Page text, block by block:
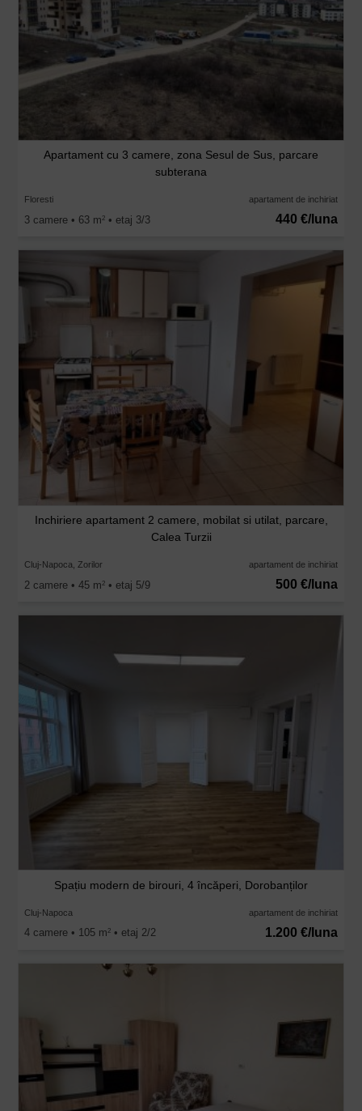
Apartament cu 3 camere, zona Sesul de Sus, parcare
subterana
Floresti apartament de inchiriat
3 camere • 63 m2 • etaj 3/3 440 €/luna
Inchiriere apartament 2 camere, mobilat si utilat, parcare,
Calea Turzii
Cluj-Napoca, Zorilor apartament de inchiriat
2 camere • 45 m2 • etaj 5/9 500 €/luna
Spațiu modern de birouri, 4 încăperi, Dorobanților
Cluj-Napoca apartament de inchiriat
4 camere • 105 m2 • etaj 2/2 1.200 €/luna